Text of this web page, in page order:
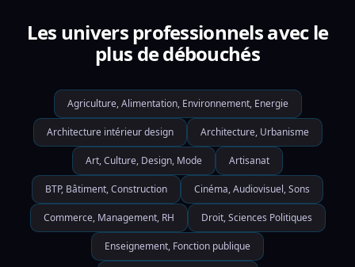
Les univers professionnels avec le
plus de débouchés
Agriculture, Alimentation, Environnement, Energie
Architecture intérieur design Architecture, Urbanisme
Art, Culture, Design, Mode Artisanat
BTP, Bâtiment, Construction Cinéma, Audiovisuel, Sons
Commerce, Management, RH Droit, Sciences Politiques
Enseignement, Fonction publique